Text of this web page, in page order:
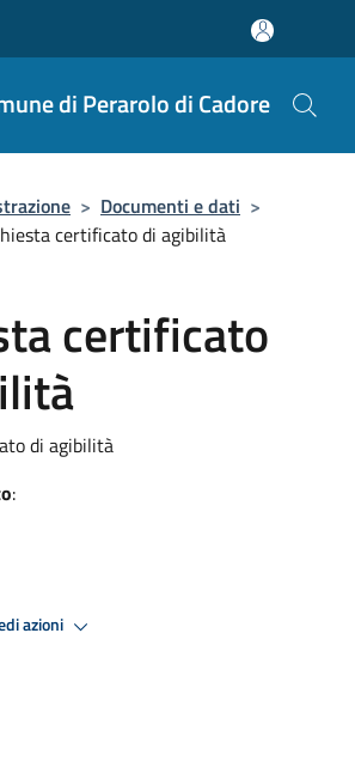
di Perarolo di Cadore
> Documenti e dati >
certificato di agibilità
certificato
di agibilità
:
azioni